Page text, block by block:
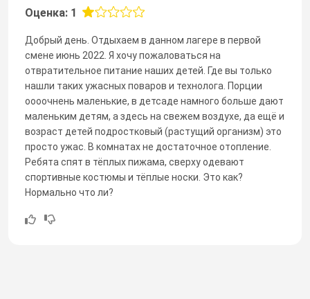
Оценка: 1
Добрый день. Отдыхаем в данном лагере в первой
смене июнь 2022. Я хочу пожаловаться на
отвратительное питание наших детей. Где вы только
нашли таких ужасных поваров и технолога. Порции
оооочнень маленькие, в детсаде намного больше дают
маленьким детям, а здесь на свежем воздухе, да ещё и
возраст детей подростковый (растущий организм) это
просто ужас. В комнатах не достаточное отопление.
Ребята спят в тёплых пижама, сверху одевают
спортивные костюмы и тёплые носки. Это как?
Нормально что ли?